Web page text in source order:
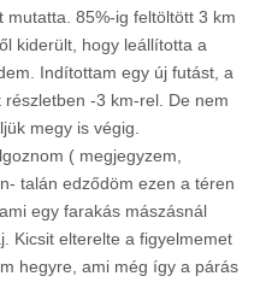
85%-ig feltöltött 3 km
kiderült, hogy leállította a
Indítottam egy új futást, a
-3 km-rel. De nem
megy is végig.
( megjegyzem,
talán edződöm ezen a téren
egy farakás mászásnál
Kicsit elterelte a figyelmemet
hegyre, ami még így a párás